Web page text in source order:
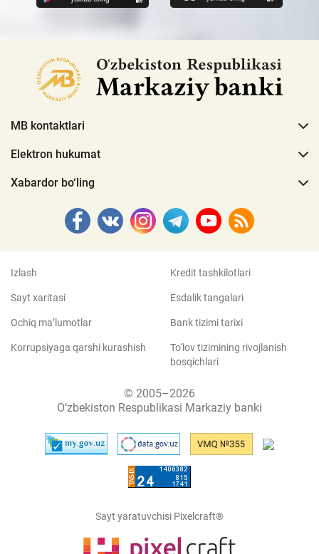
MB kontaktlari
Elektron hukumat
Xabardor bo‘ling
Izlash
Sayt xaritasi
Ochiq ma’lumotlar
Korrupsiyaga qarshi kurashish
Kredit tashkilotlari
Esdalik tangalari
Bank tizimi tarixi
To‘lov tizimining rivojlanish
bosqichlari
© 2005–2026
O‘zbekiston Respublikasi Markaziy banki
Sayt yaratuvchisi Pixelcraft®